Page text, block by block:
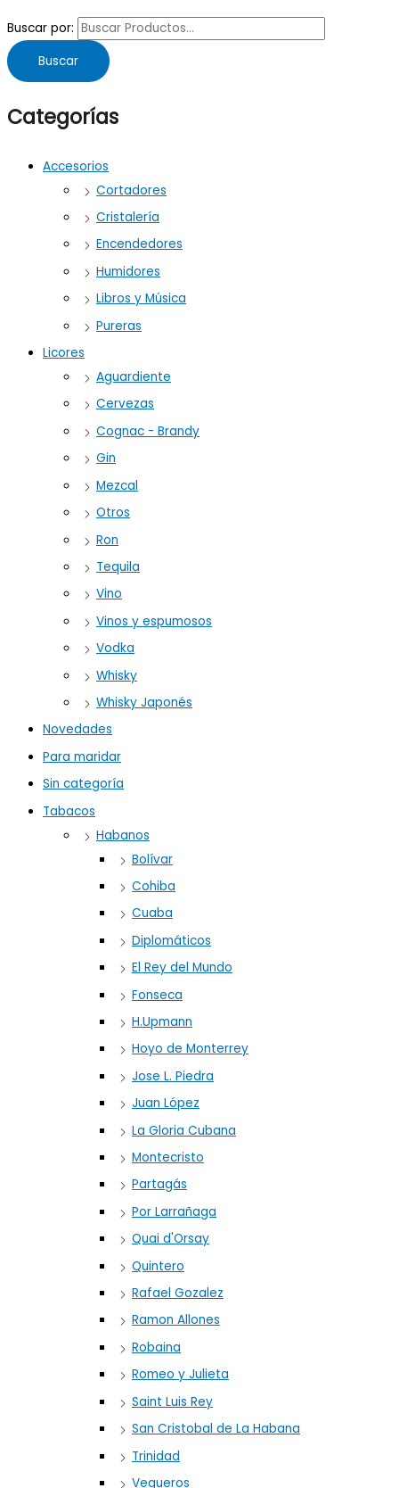
Buscar por:
Buscar
Categorías
Accesorios
Cortadores
Cristalería
Encendedores
Humidores
Libros y Música
Pureras
Licores
Aguardiente
Cervezas
Cognac - Brandy
Gin
Mezcal
Otros
Ron
Tequila
Vino
Vinos y espumosos
Vodka
Whisky
Whisky Japonés
Novedades
Para maridar
Sin categoría
Tabacos
Habanos
Bolívar
Cohiba
Cuaba
Diplomáticos
El Rey del Mundo
Fonseca
H.Upmann
Hoyo de Monterrey
Jose L. Piedra
Juan López
La Gloria Cubana
Montecristo
Partagás
Por Larrañaga
Quai d'Orsay
Quintero
Rafael Gozalez
Ramon Allones
Robaina
Romeo y Julieta
Saint Luis Rey
San Cristobal de La Habana
Trinidad
Vegueros